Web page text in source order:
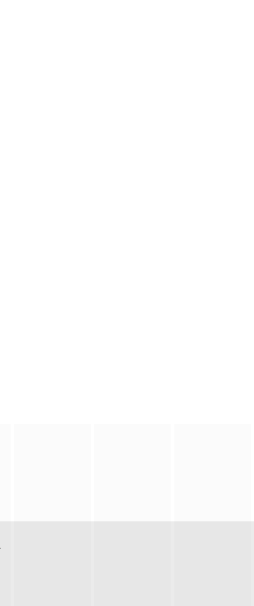
力障碍、好不容易成为陶艺家却离奇身亡的双
师丽娜在瑞士的一场颁奖典礼后，被一种突如其来的冲动驱使。回到布
四肢——的治疗方法，而一步步踏入在追求
梦开始的地方，没有深思熟虑，只有最单纯的坚定，然而，在这个充满
才是生命
善奖最具爱心慈善楷模张彦杰老师的故事改编
影视文化传媒有限公司